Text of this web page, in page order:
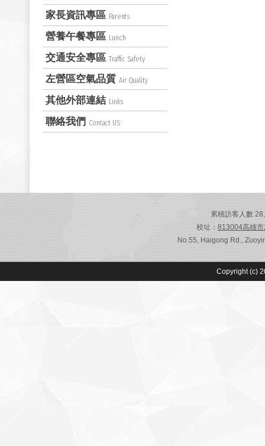
家長資訊專區 Parents
營養午餐專區 Lunch
交通安全專區 Traffic Safety
左營區空氣品質 Air Quality
其他外部連結 Links
聯絡我們 Contact US
累積訪客人數
校址： 813004高雄
No.55, Haigong Rd.,
Copyright (c)